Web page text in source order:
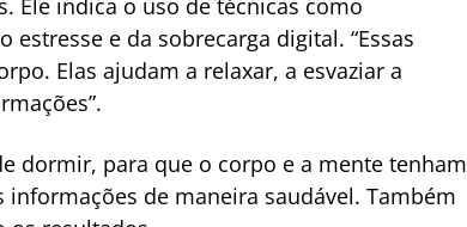
Ele indica o uso de técnicas como
e da sobrecarga digital. “Essas
Elas ajudam a relaxar, a esvaziar a
dormir, para que o corpo e a mente tenham
de maneira saudável. Também